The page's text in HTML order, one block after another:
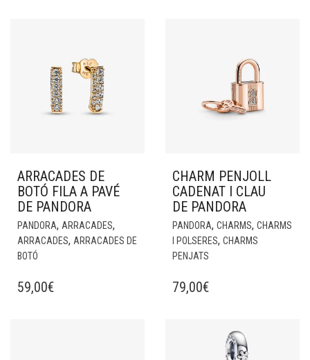
ARRACADES DE
BOTÓ FILA A PAVÉ
DE PANDORA
PANDORA, ARRACADES,
ARRACADES, ARRACADES DE
BOTÓ
59,00€
CHARM PENJOLL
CADENAT I CLAU
DE PANDORA
PANDORA, CHARMS, CHARMS
I POLSERES, CHARMS
PENJATS
79,00€